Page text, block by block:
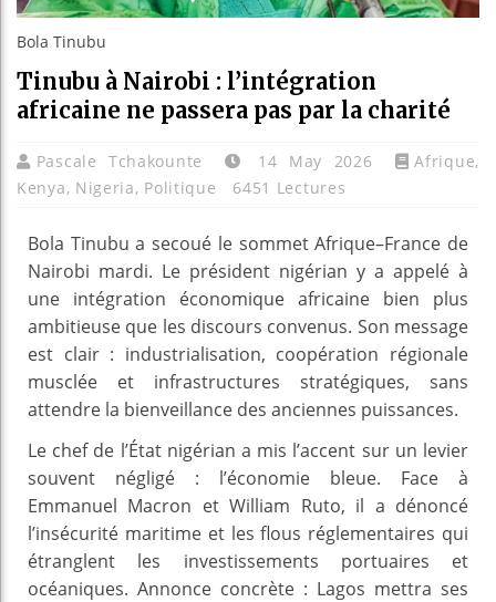
Bola Tinubu
Tinubu à Nairobi : l’intégration
africaine ne passera pas par la charité
Pascale Tchakounte 14 May 2026 Afrique,
Kenya, Nigeria, Politique 6451 Lectures
Bola Tinubu a secoué le sommet Afrique–France de
Nairobi mardi. Le président nigérian y a appelé à
une intégration économique africaine bien plus
ambitieuse que les discours convenus. Son message
est clair : industrialisation, coopération régionale
musclée et infrastructures stratégiques, sans
attendre la bienveillance des anciennes puissances.
Le chef de l’État nigérian a mis l’accent sur un levier
souvent négligé : l’économie bleue. Face à
Emmanuel Macron et William Ruto, il a dénoncé
l’insécurité maritime et les flous réglementaires qui
étranglent les investissements portuaires et
océaniques. Annonce concrète : Lagos mettra ses